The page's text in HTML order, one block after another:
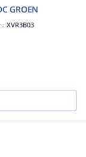
GROEN
XVR3B03